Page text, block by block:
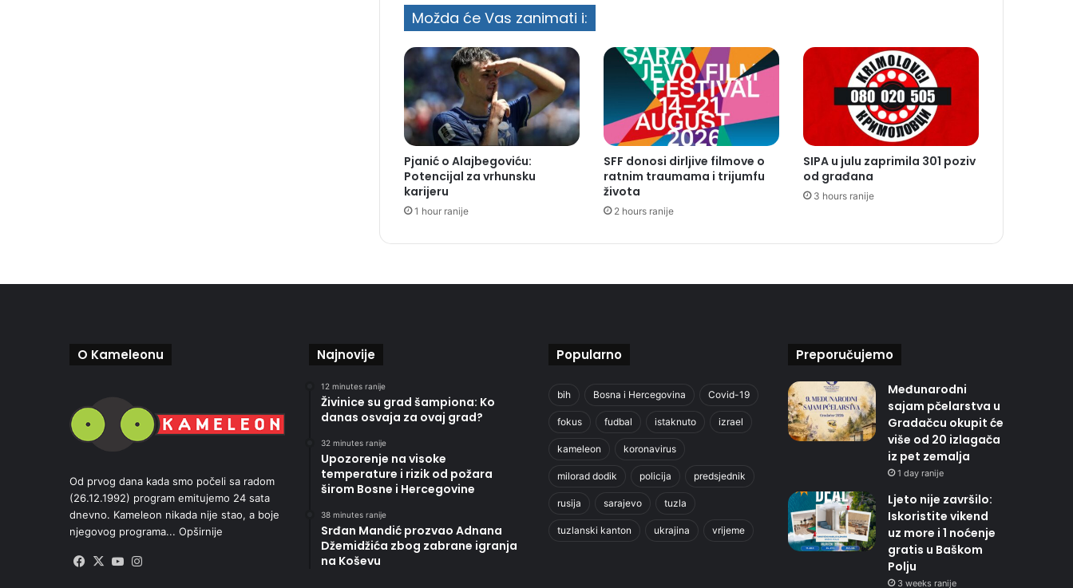
Možda će Vas zanimati i:
Pjanić o Alajbegoviću:
Potencijal za vrhunsku
karijeru
1 hour ranije
SFF donosi dirljive filmove o
ratnim traumama i trijumfu
života
2 hours ranije
SIPA u julu zaprimila 301 poziv
od građana
3 hours ranije
O Kameleonu
Od prvog dana kada smo počeli sa radom
(26.12.1992) program emitujemo 24 sata
dnevno. Kameleon nikada nije stao, a boje
njegovog programa... Opširnije
Facebook
X YouTube
Najnovije
12 minutes ranije
Živinice su grad šampiona: Ko
danas osvaja za ovaj grad?
32 minutes ranije
Upozorenje na visoke
temperature i rizik od požara
širom Bosne i Hercegovine
38 minutes ranije
Srđan Mandić prozvao Adnana
Džemidžića zbog zabrane igranja
na Koševu
Popularno
bih Bosna i Hercegovina Covid-19
fokus fudbal istaknuto izrael
kameleon koronavirus
milorad dodik policija predsjednik
rusija sarajevo tuzla
tuzlanski kanton ukrajina vrijeme
Preporučujemo
Međunarodni
sajam pčelarstva u
Gradačcu okupit će
više od 20 izlagača
iz pet zemalja
1 day ranije
Ljeto nije završilo:
Iskoristite vikend
uz more i 1 noćenje
gratis u Baškom
Polju
3 weeks ranije